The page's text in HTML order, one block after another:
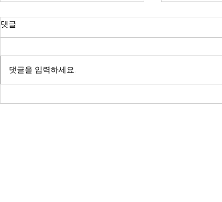
다른 나라에는 어떤 제철 음식
생선을 조
댓글
댓글을 입력하세요.